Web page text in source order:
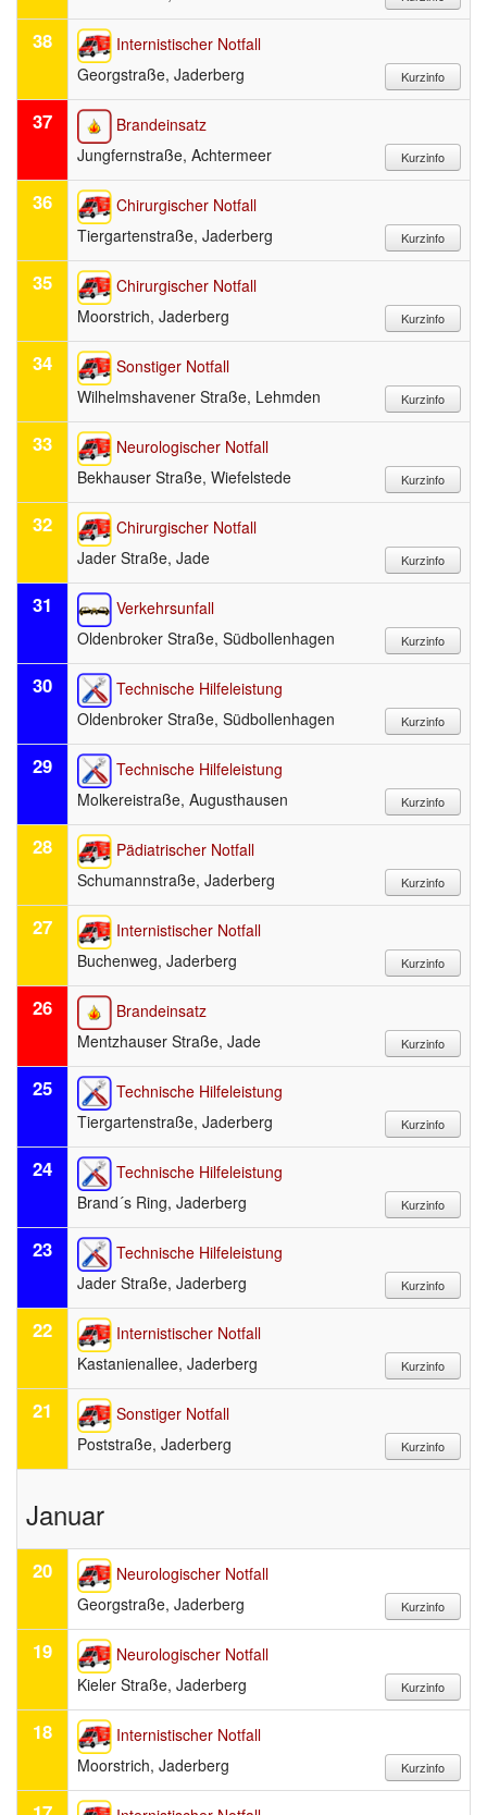
38
Internistischer Notfall
Georgstraße, Jaderberg
37
Brandeinsatz
Jungfernstraße, Achtermeer
36
Chirurgischer Notfall
Tiergartenstraße, Jaderberg
35
Chirurgischer Notfall
Moorstrich, Jaderberg
34
Sonstiger Notfall
Wilhelmshavener Straße, Lehmden
33
Neurologischer Notfall
Bekhauser Straße, Wiefelstede
32
Chirurgischer Notfall
Jader Straße, Jade
31
Verkehrsunfall
Oldenbroker Straße, Südbollenhagen
30
Technische Hilfeleistung
Oldenbroker Straße, Südbollenhagen
29
Technische Hilfeleistung
Molkereistraße, Augusthausen
28
Pädiatrischer Notfall
Schumannstraße, Jaderberg
27
Internistischer Notfall
Buchenweg, Jaderberg
26
Brandeinsatz
Mentzhauser Straße, Jade
25
Technische Hilfeleistung
Tiergartenstraße, Jaderberg
24
Technische Hilfeleistung
Brand´s Ring, Jaderberg
23
Technische Hilfeleistung
Jader Straße, Jaderberg
22
Internistischer Notfall
Kastanienallee, Jaderberg
21
Sonstiger Notfall
Poststraße, Jaderberg
Januar
20
Neurologischer Notfall
Georgstraße, Jaderberg
19
Neurologischer Notfall
Kieler Straße, Jaderberg
18
Internistischer Notfall
Moorstrich, Jaderberg